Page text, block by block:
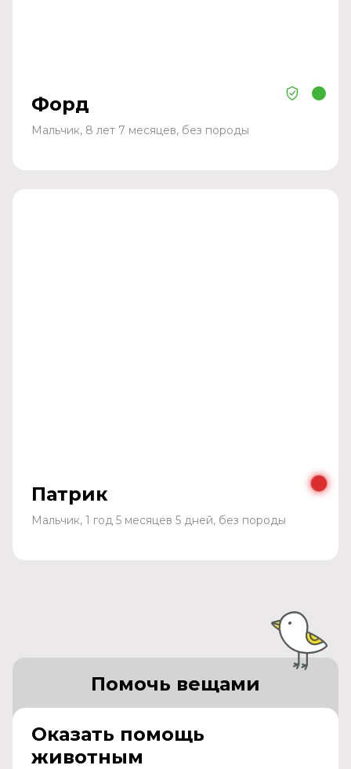
Форд
Мальчик, 8 лет 7 месяцев, без породы
Патрик
Мальчик, 1 год 5 месяцев 5 дней, без породы
Оказать помощь
животным
Помочь вещами